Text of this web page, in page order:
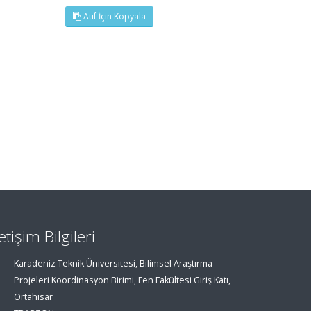
Atıf İçin Kopyala
Bilgileri
Karadeniz Teknik Üniversitesi, Bilimsel Araştırma
Projeleri Koordinasyon Birimi, Fen Fakültesi Giriş Katı,
Ortahisar